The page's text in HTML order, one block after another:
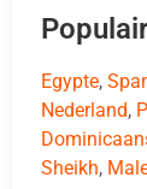
Egypte,
Nederland,
Sheikh,